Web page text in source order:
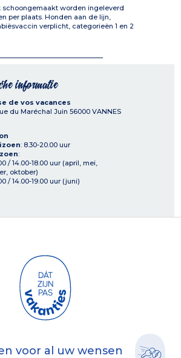
worden ingeleverd
per plaats. Honden aan de lijn,
verplicht, categorieën 1 en 2
informatie
de vos vacances
du Maréchal Juin 56000 VANNES
: 8.30-20.00 uur
:
/ 14.00-18.00 uur (april, mei,
oktober)
/ 14.00-19.00 uur (juni)
voor al uw wensen